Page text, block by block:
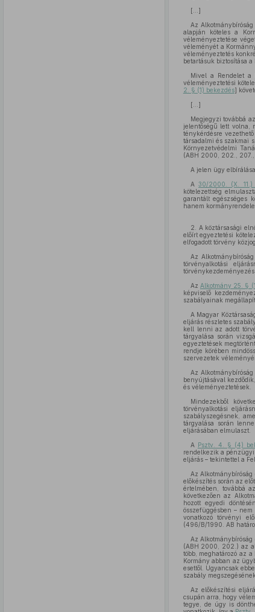
[...]
Az
alapján köteles a
véleményeztetése
véleményét a
véleményeztetés
betartásuk biztosítása
Mivel a Rendelet a
véleményeztetési
2. § (1) bekezdés]
[...]
Megjegyzi továbbá
jelentőségű lett volna,
ténykérdésre
társadalmi és szakmai
Környezetvédelmi
(ABH 2000, 202.,
A jelen ügy
A30/2000. (X. 11.)
kötelezettség
garantált egészséges
hanem
2. A köztársasági
előírt egyeztetési
elfogadott törvény
Az
törvényalkotási
Az Alkotmány 25. §
képviselő
szabályainak
A Magyar
eljárás részletes
kell lenni az adott
tárgyalása során
egyeztetések
rendje körében
szervezetek
Az
benyújtásával
és véleményeztetések.
Mindezekből
törvényalkotási
szabályszegésnek,
tárgyalása során
eljárásában elmulaszt.
A Psztv. 4. § (4)
rendelkezik a
eljárás – tekintettel a
Az
előkészítés során az
értelmében, továbbá
következően az
hozott egyedi
összefüggésben –
vonatkozó törvényi
(496/B/1990. AB
Az
(ABH 2000, 202.) az
több, meghatározó az
Kormány abban az
esettől. Ugyancsak
szabály
Az előkészítési
csupán arra, hogy
tegye, de úgy is